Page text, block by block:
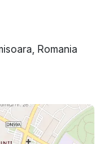
Romania